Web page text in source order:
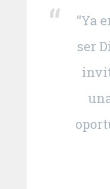
“Ya
ser